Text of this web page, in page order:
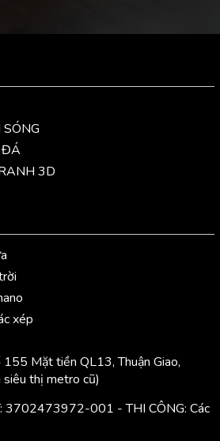
ĐÁ
3D
xép
Mặt tiền QL13, Thuận Giao,
siêu thị metro cũ)
3702473972-001 - THI CÔNG: Các